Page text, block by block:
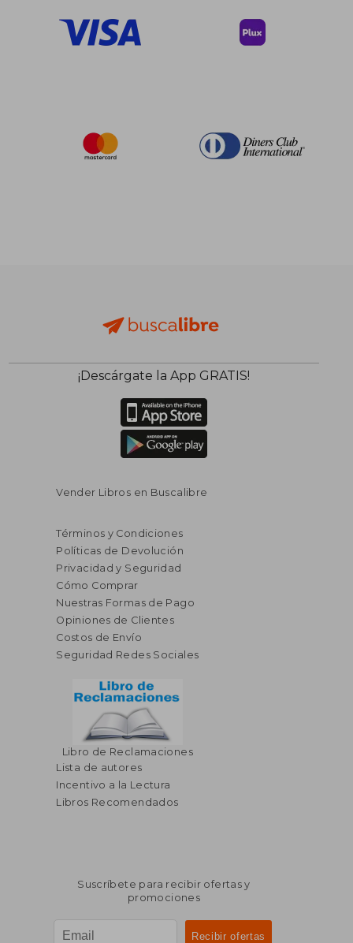
¡Descárgate la App GRATIS!
Vender Libros en Buscalibre
Términos y Condiciones
Políticas de Devolución
Privacidad y Seguridad
Cómo Comprar
Nuestras Formas de Pago
Opiniones de Clientes
Costos de Envío
Seguridad Redes Sociales
Libro de Reclamaciones
Lista de autores
Incentivo a la Lectura
Libros Recomendados
Suscríbete para recibir ofertas y
promociones